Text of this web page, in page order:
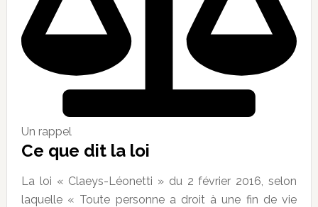
Un rappel
Ce que dit la loi
La loi « Claeys-Léonetti » du 2 février 2016, selon
laquelle « Toute personne a droit à une fin de vie